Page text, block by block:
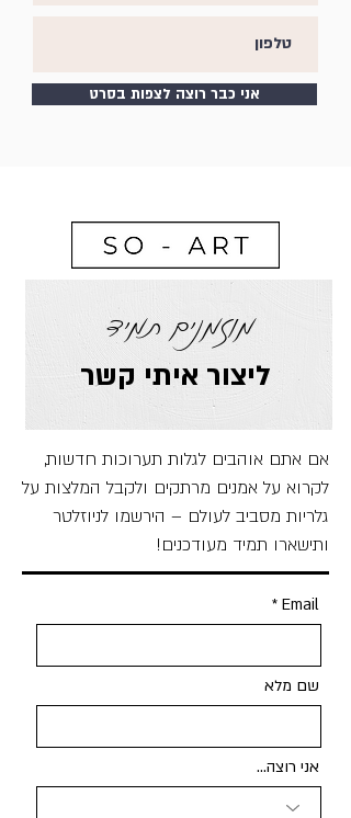
אני כבר רוצה לצפות בסרט
ליצור איתי קשר
מוזמנים תמיד
אם אתם אוהבים לגלות תערוכות חדשות,
לקרוא על אמנים מרתקים ולקבל המלצות על
גלריות מסביב לעולם – הירשמו לניוזלטר
ותישארו תמיד מעודכנים!
Email
שם מלא
אני רוצה...